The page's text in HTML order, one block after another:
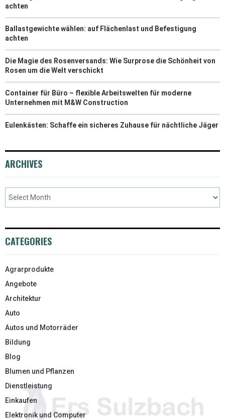
achten
Ballastgewichte wählen: auf Flächenlast und Befestigung
achten
Die Magie des Rosenversands: Wie Surprose die Schönheit von
Rosen um die Welt verschickt
Container für Büro – flexible Arbeitswelten für moderne
Unternehmen mit M&W Construction
Eulenkästen: Schaffe ein sicheres Zuhause für nächtliche Jäger
ARCHIVES
CATEGORIES
Agrarprodukte
Angebote
Architektur
Auto
Autos und Motorräder
Bildung
Blog
Blumen und Pflanzen
Dienstleistung
Einkaufen
Elektronik und Computer